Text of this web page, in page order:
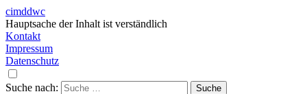
cimddwc
Hauptsache der Inhalt ist verständlich
Kontakt
Impressum
Datenschutz
Suche nach: